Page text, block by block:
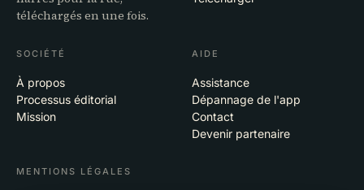
téléchargés en une fois.
SOCIÉTÉ
À propos
Processus éditorial
Mission
AIDE
Assistance
Dépannage de l'app
Contact
Devenir partenaire
MENTIONS LÉGALES